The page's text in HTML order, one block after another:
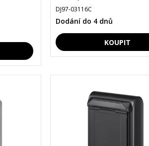
DJ97-03116C
Dodání do 4 dnů